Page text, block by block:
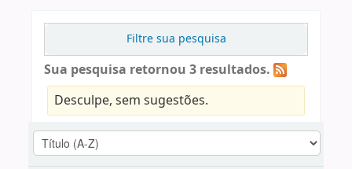
Filtre sua pesquisa
Sua pesquisa retornou 3 resultados.
Desculpe, sem sugestões.